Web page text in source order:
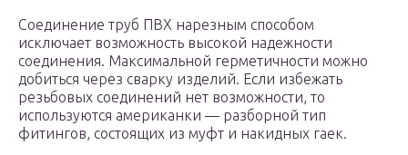
Соединение труб ПВХ нарезным способом
исключает возможность высокой надежности
соединения. Максимальной герметичности можно
добиться через сварку изделий. Если избежать
резьбовых соединений нет возможности, то
используются американки — разборной тип
фитингов, состоящих из муфт и накидных гаек.